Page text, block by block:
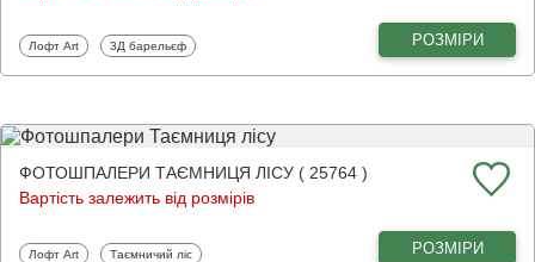
Фотошпалери
Лофт Art Фотошпалери
3Д барельєф РОЗМІРИ
ФОТОШПАЛЕРИ ТАЄМНИЦЯ ЛІСУ ( 25764 )
Вартість залежить від розмірів
Фотошпалери
Лофт Art Фотошпалери
Таємничий ліс РОЗМІРИ